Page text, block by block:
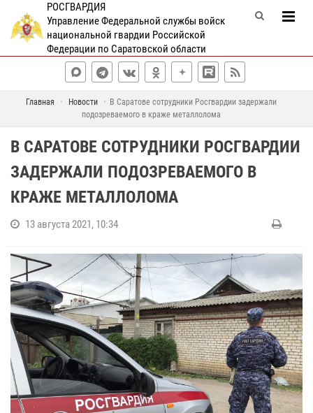
РОСГВАРДИЯ
Управление Федеральной службы войск
национальной гвардии Российской
Федерации по Саратовской области
Главная Новости
В Саратове сотрудники Росгвардии задержали
подозреваемого в краже металлолома
В САРАТОВЕ СОТРУДНИКИ РОСГВАРДИИ
ЗАДЕРЖАЛИ ПОДОЗРЕВАЕМОГО В
КРАЖЕ МЕТАЛЛОЛОМА
13 августа 2021, 10:34